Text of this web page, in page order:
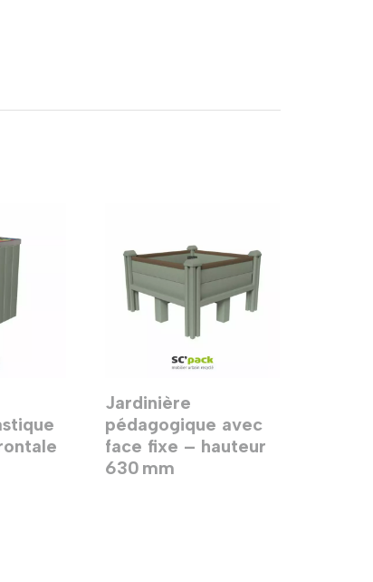
Jardinière
pédagogique avec
face fixe – hauteur
630 mm